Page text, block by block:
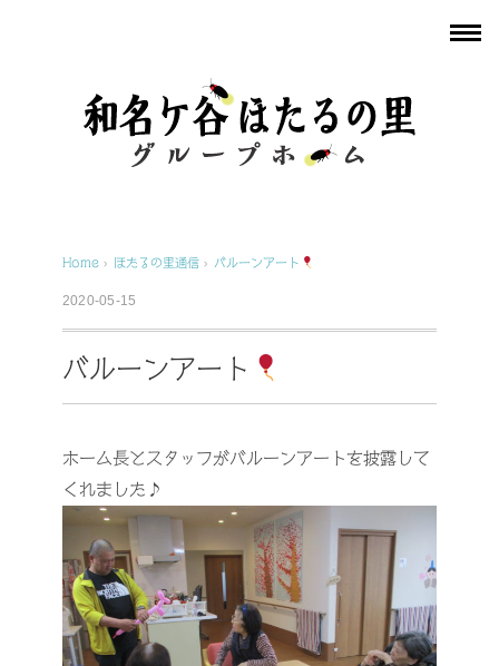
Home › ほたるの里通信 › バルーンアート
2020-05-15
バルーンアート
ホーム長とスタッフがバルーンアートを披露して
くれました♪